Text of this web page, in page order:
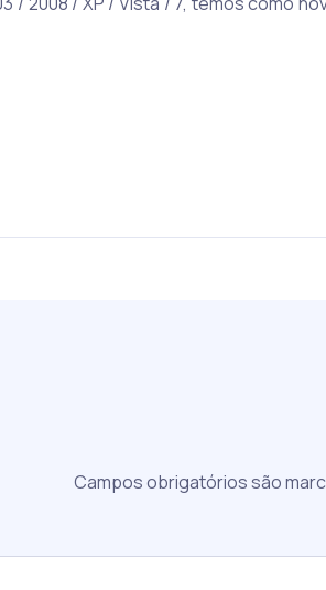
Campos obrigatórios são